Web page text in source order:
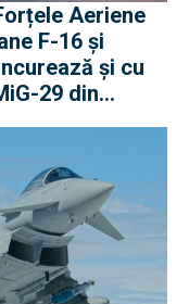
Aeriene
F-16 și
și cu
29 din